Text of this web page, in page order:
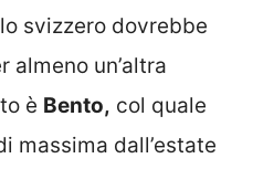
svizzero dovrebbe
almeno un’altra
è Bento, col quale
massima dall’estate